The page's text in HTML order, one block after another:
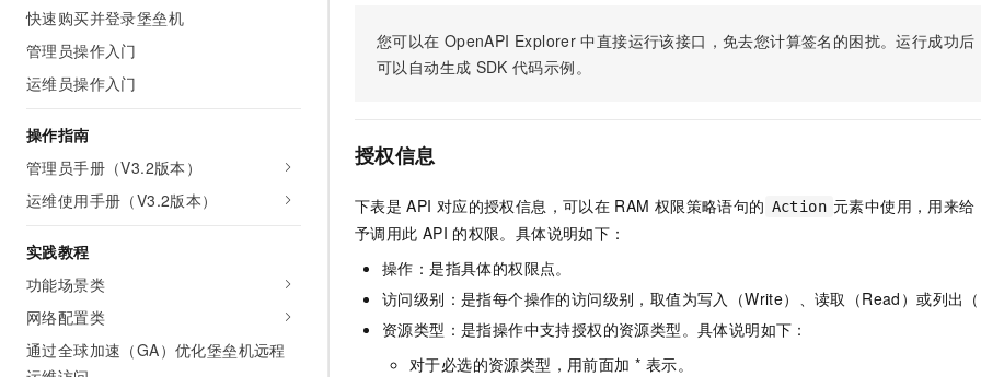
快速购买并登录堡垒机
管理员操作入门
运维员操作入门
操作指南
管理员手册（V3.2版本）
运维使用手册（V3.2版本）
实践教程
功能场景类
网络配置类
通过全球加速（GA）优化堡垒机远程
您可以在 OpenAPI Explorer 中直接运行该接口，免去您计算签名的困扰。运行成功
可以自动生成 SDK 代码示例。
授权信息
下表是 API 对应的授权信息，可以在 RAM 权限策略语句的 Action 元素中使用，用来给
予调用此 API 的权限。具体说明如下：
操作：是指具体的权限点。
访问级别：是指每个操作的访问级别，取值为写入（Write）、读取（Read）或列出（
资源类型：是指操作中支持授权的资源类型。具体说明如下：
对于必选的资源类型，用前面加 * 表示。
千问AI平台-Token Plan
千问AI平台-模型体验
在线体验全尺寸、多种模态的模型效果
新一代 AI 视频生成模型，深度适配广告营销等场景
大模型服务平台百炼-智能体
灵活可视化地构建企业级 Agent
AI Native 的算法工程平台，一站式完成建模、训练、推理服务部署
万有无界
云端极速 AI 应
安全
中间件
数据库
大数据计算
媒体服务
企业服务与云通信
终端用户计算
网络
可观测
企业出海
政企业务
1亿+ 大模型 tokens 和 30+ 款产品免费体验
大模型ACA认证体验
夜间 5 折，Qwen/Meoo/TokenPlan 客户专享 AI智能应用，
Tableau 订阅
AI空中课堂在线直播课堂（旗舰版）
生态解决方案
开发者生态解决方案
AI 开发和 AI 应用解决方案
400电话
Red Hat
定制小程序
云开发大赛
入门学习赛